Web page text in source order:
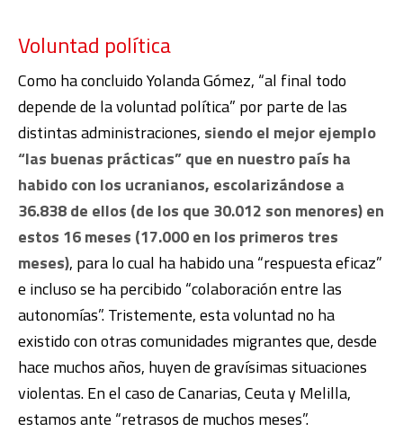
Voluntad política
Como ha concluido Yolanda Gómez, “al final todo
depende de la voluntad política” por parte de las
distintas administraciones, siendo el mejor ejemplo
“las buenas prácticas” que en nuestro país ha
habido con los ucranianos, escolarizándose a
36.838 de ellos (de los que 30.012 son menores) en
estos 16 meses (17.000 en los primeros tres
meses), para lo cual ha habido una “respuesta eficaz”
e incluso se ha percibido “colaboración entre las
autonomías”. Tristemente, esta voluntad no ha
existido con otras comunidades migrantes que, desde
hace muchos años, huyen de gravísimas situaciones
violentas. En el caso de Canarias, Ceuta y Melilla,
estamos ante “retrasos de muchos meses”.